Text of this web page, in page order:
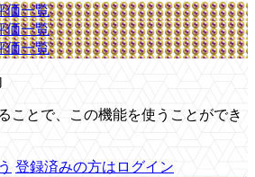
価一覧
価一覧
価一覧
ことで、この機能を使うことができ
登録済みの方はログイン